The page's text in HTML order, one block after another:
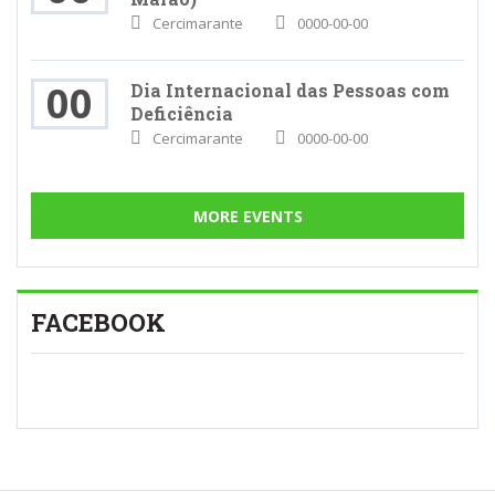
Cercimarante 0000-00-00
00
Dia Internacional das Pessoas com
Deficiência
Cercimarante 0000-00-00
MORE EVENTS
FACEBOOK